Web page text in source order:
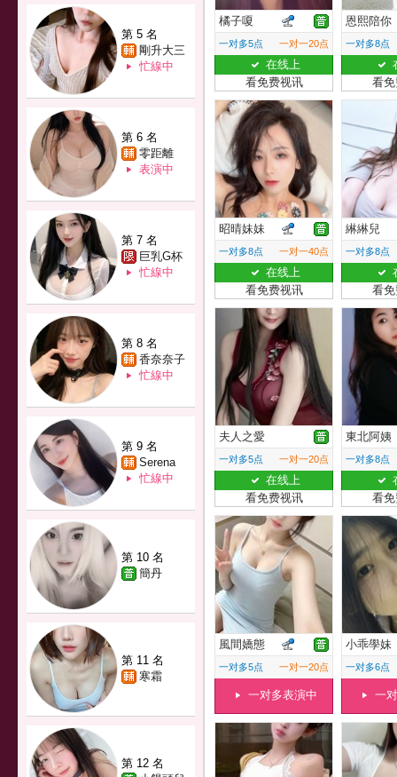
第 5 名
剛升大三
忙線中
第 6 名
零距離
表演中
第 7 名
巨乳G杯
忙線中
第 8 名
香奈奈子
忙線中
第 9 名
Serena
忙線中
第 10 名
簡丹
第 11 名
寒霜
第 12 名
橘子嗄
一对多5点 一对一20点
在线上
看免费视讯
恩熙陪你
一对多8点
看
昭晴妹妹
一对多8点 一对一40点
在线上
看免费视讯
綝綝兒
一对多8点
看
夫人之愛
一对多5点 一对一20点
在线上
看免费视讯
東北阿姨
一对多8点
看
風間嬌態
一对多5点 一对一20点
一对多表演中
小乖學妹
一对多6点
一